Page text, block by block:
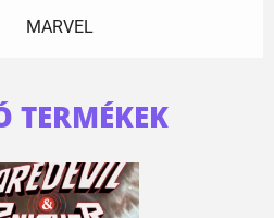
MARVEL
TERMÉKEK